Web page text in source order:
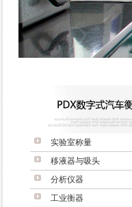
实验室称量
移液器与吸头
分析仪器
工业衡器